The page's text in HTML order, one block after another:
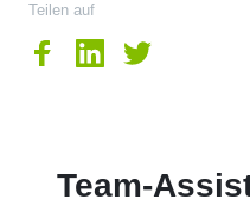
Teilen auf
Team-